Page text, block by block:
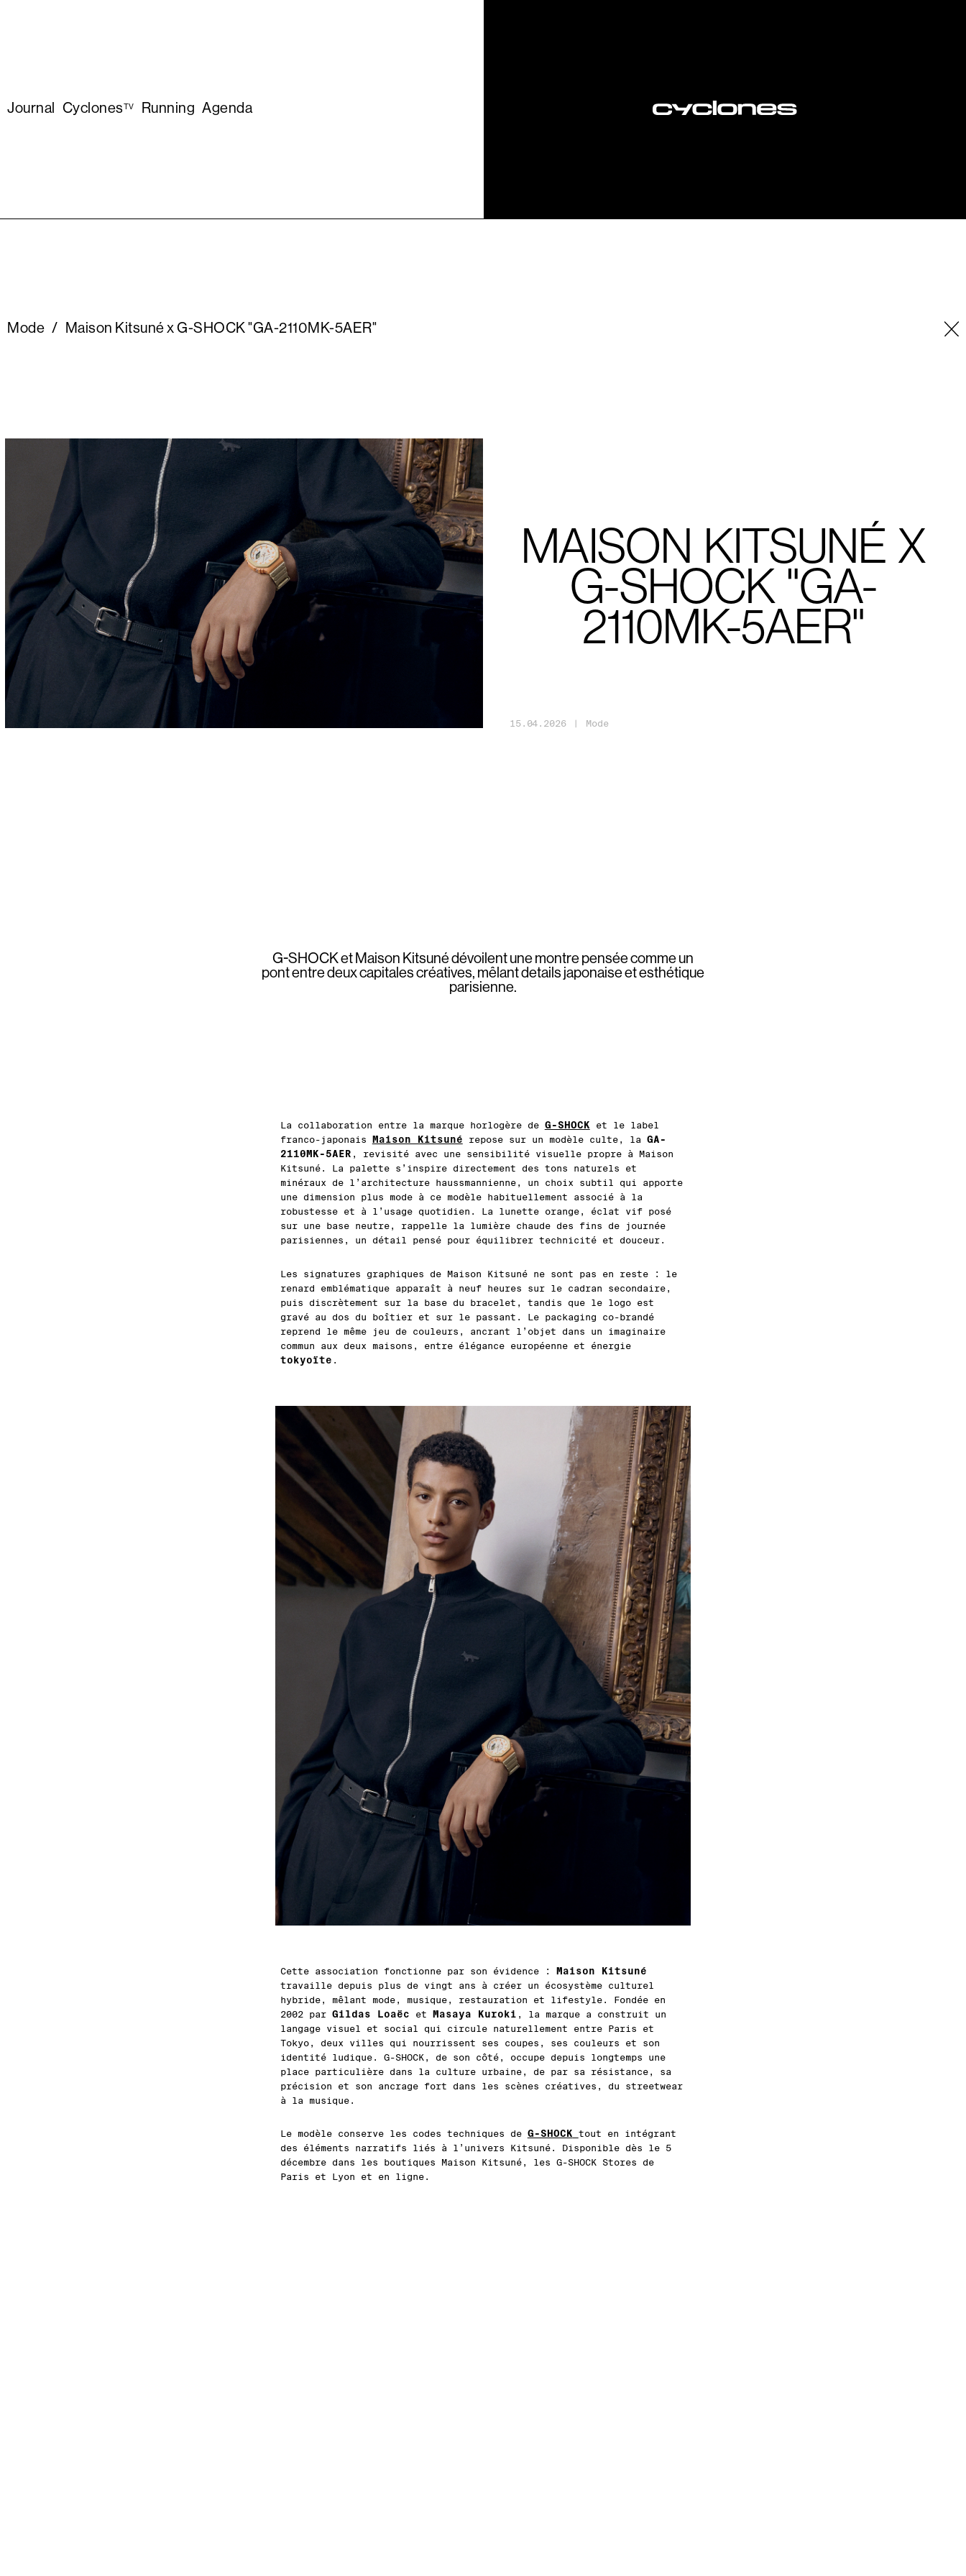
Journal CyclonesTV Running Agenda
Mode / Maison Kitsuné x G-SHOCK "GA-2110MK-5AER"
MAISON KITSUNÉ X
G-SHOCK "GA-
2110MK-5AER"
15. 04 . 2026 | Mode
G-SHOCK et Maison Kitsuné dévoilent une montre pensée comme un
pont entre deux capitales créatives, mêlant details japonaise et esthétique
parisienne.
La collaboration entre la marque horlogère de G-SHOCK et le label
franco-japonais Maison Kitsuné repose sur un modèle culte, la GA-
2110MK-5AER , revisité avec une sensibilité visuelle propre à Maison
Kitsuné. La palette s’inspire directement des tons naturels et
minéraux de l’architecture haussmannienne, un choix subtil qui apporte
une dimension plus mode à ce modèle habituellement associé à la
robustesse et à l’usage quotidien. La lunette orange, éclat vif posé
sur une base neutre, rappelle la lumière chaude des fins de journée
parisiennes, un détail pensé pour équilibrer technicité et douceur.
Les signatures graphiques de Maison Kitsuné ne sont pas en reste : le
renard emblématique apparaît à neuf heures sur le cadran secondaire,
puis discrètement sur la base du bracelet, tandis que le logo est
gravé au dos du boîtier et sur le passant. Le packaging co-brandé
reprend le même jeu de couleurs, ancrant l’objet dans un imaginaire
commun aux deux maisons, entre élégance européenne et énergie
tokyoïte .
Cette association fonctionne par son évidence : Maison Kitsuné
travaille depuis plus de vingt ans à créer un écosystème culturel
hybride, mêlant mode, musique, restauration et lifestyle. Fondée en
2002 par Gildas Loaëc et Masaya Kuroki , la marque a construit un
langage visuel et social qui circule naturellement entre Paris et
Tokyo, deux villes qui nourrissent ses coupes, ses couleurs et son
identité ludique. G-SHOCK, de son côté, occupe depuis longtemps une
place particulière dans la culture urbaine, de par sa résistance, sa
précision et son ancrage fort dans les scènes créatives, du streetwear
à la musique.
Le modèle conserve les codes techniques de G-SHOCK tout en intégrant
des éléments narratifs liés à l’univers Kitsuné. Disponible dès le 5
décembre dans les boutiques Maison Kitsuné, les G-SHOCK Stores de
Paris et Lyon et en ligne.